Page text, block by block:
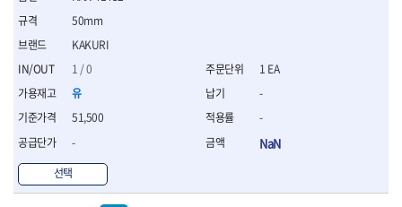
KAKURI
1 / 0
유
51,500
-
선택
50mm
1 EA
-
-
NaN